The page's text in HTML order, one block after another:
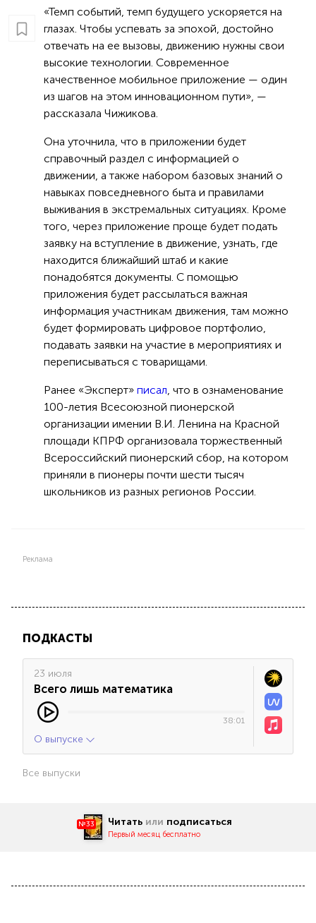
«Темп событий, темп будущего ускоряется на
глазах. Чтобы успевать за эпохой, достойно
отвечать на ее вызовы, движению нужны свои
высокие технологии. Современное
качественное мобильное приложение — один
из шагов на этом инновационном пути», —
рассказала Чижикова.
Она уточнила, что в приложении будет
справочный раздел с информацией о
движении, а также набором базовых знаний о
навыках повседневного быта и правилами
выживания в экстремальных ситуациях. Кроме
того, через приложение проще будет подать
заявку на вступление в движение, узнать, где
находится ближайший штаб и какие
понадобятся документы. С помощью
приложения будет рассылаться важная
информация участникам движения, там можно
будет формировать цифровое портфолио,
подавать заявки на участие в мероприятиях и
переписываться с товарищами.
Ранее «Эксперт» писал , что в ознаменование
100-летия Всесоюзной пионерской
организации имении В.И. Ленина на Красной
площади КПРФ организовала торжественный
Всероссийский пионерский сбор, на котором
приняли в пионеры почти шести тысяч
школьников из разных регионов России.
Реклама
ПОДКАСТЫ
23 июля
Всего лишь математика
38:01
О выпуске
Все выпуски
№33 Читать или подписаться
Первый месяц бесплатно